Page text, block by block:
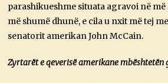
parashikueshme situata agravoi në
më shumë dhunë, e cila u nxit më tej
senatorit amerikan John McCain.
Zyrtarët e qeverisë amerikane mbështetën